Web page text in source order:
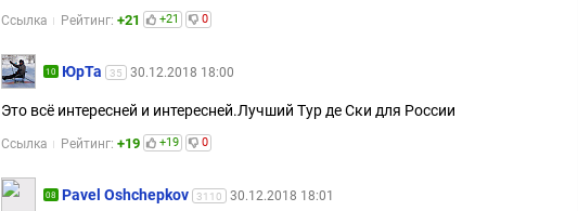
Ссылка Рейтинг: +21 +21 0
10 ЮрТа 35 30.12.2018 18:00
Это всё интересней и интересней.Лучший Тур де Ски для России
Ссылка Рейтинг: +19 +19 0
08 Pavel Oshchepkov 3110 30.12.2018 18:01